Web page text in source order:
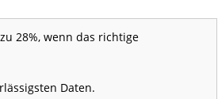
28%, wenn das richtige
Daten.